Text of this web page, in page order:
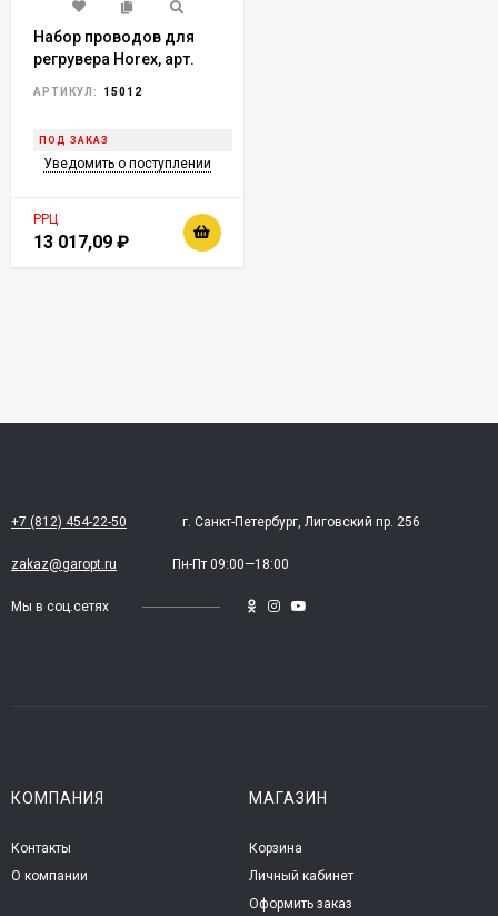
Набор проводов для
регрувера Horex, арт.
АРТИКУЛ: 15012
ПОД ЗАКАЗ
Уведомить о поступлении
РРЦ
13 017,09 ₽
+7 (812) 454-22-50 г. Санкт-Петербург, Лиговский пр. 256
zakaz@garopt.ru Пн-Пт 09:00—18:00
Мы в соц.сетях
КОМПАНИЯ
Контакты
О компании
МАГАЗИН
Корзина
Личный кабинет
Оформить заказ